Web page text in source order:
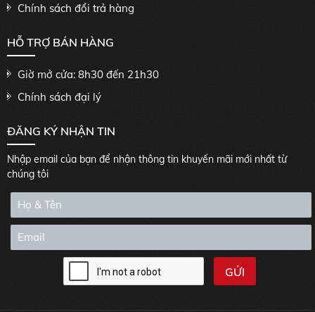
Chính sách đổi trả hàng
HỖ TRỢ BÁN HÀNG
Giờ mở cửa: 8h30 đến 21h30
Chính sách đại lý
ĐĂNG KÝ NHẬN TIN
Nhập email của bạn để nhận thông tin khuyến mãi mới nhất từ
chúng tôi